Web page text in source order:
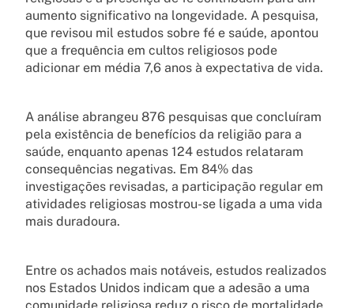
aumento significativo na longevidade. A pesquisa,
que revisou mil estudos sobre fé e saúde, apontou
que a frequência em cultos religiosos pode
adicionar em média 7,6 anos à expectativa de vida.
A análise abrangeu 876 pesquisas que concluíram
pela existência de benefícios da religião para a
saúde, enquanto apenas 124 estudos relataram
consequências negativas. Em 84% das
investigações revisadas, a participação regular em
atividades religiosas mostrou-se ligada a uma vida
mais duradoura.
Entre os achados mais notáveis, estudos realizados
nos Estados Unidos indicam que a adesão a uma